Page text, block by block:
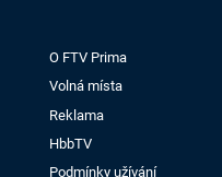
O FTV Prima
Volná místa
Reklama
HbbTV
Podmínky užívání